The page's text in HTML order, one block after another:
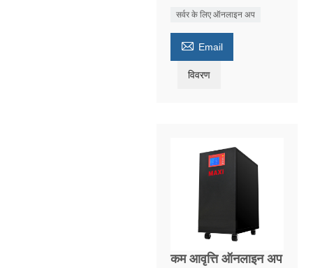
सर्वर के लिए ऑनलाइन अप
 Email
विवरण
कम आवृत्ति ऑनलाइन अप